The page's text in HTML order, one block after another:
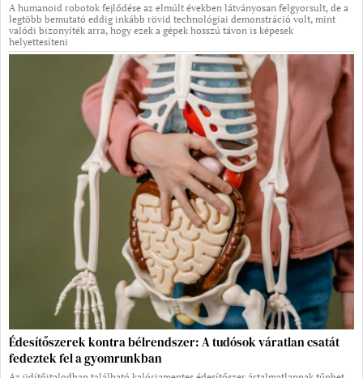
A humanoid robotok fejlődése az elmúlt években látványosan felgyorsult, de a
legtöbb bemutató eddig inkább rövid technológiai demonstráció volt, mint
valódi bizonyíték arra, hogy ezek a gépek hosszú távon is képesek
helyettesíteni
Édesítőszerek kontra bélrendszer: A tudósok váratlan csatát
fedeztek fel a gyomrunkban